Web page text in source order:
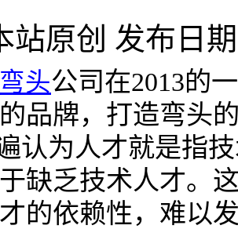
站原创 发布日
弯头公司在2013的
品牌，打造弯头
认为人才就是指
缺乏技术人才。
的依赖性，难以